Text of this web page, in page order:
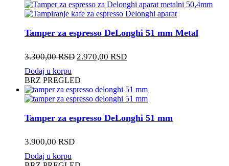
Tamper za espresso DeLonghi 51 mm Metal
3.300,00RSD Originalna
je
bila:
3.300,00 RSD.
2.970,00 RSDTrenutna
2.970,00 RSD.
Dodaj u korpu
BRZ PREGLED
Tamper za espresso DeLonghi 51 mm
3.900,00 RSD
Dodaj u korpu